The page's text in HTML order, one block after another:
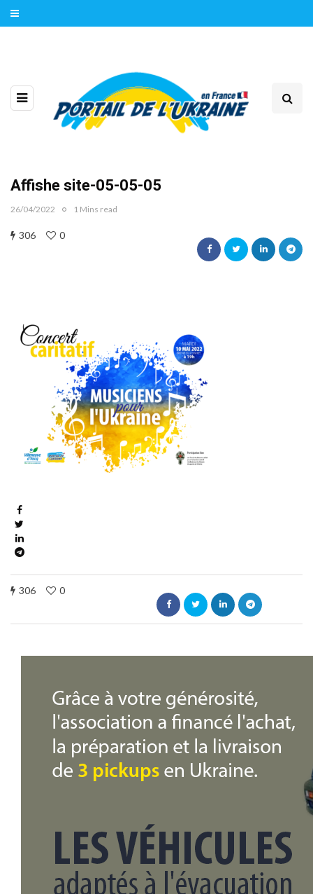
Affishe site-05-05-05
26/04/2022 1 Mins read
306 0
306 0